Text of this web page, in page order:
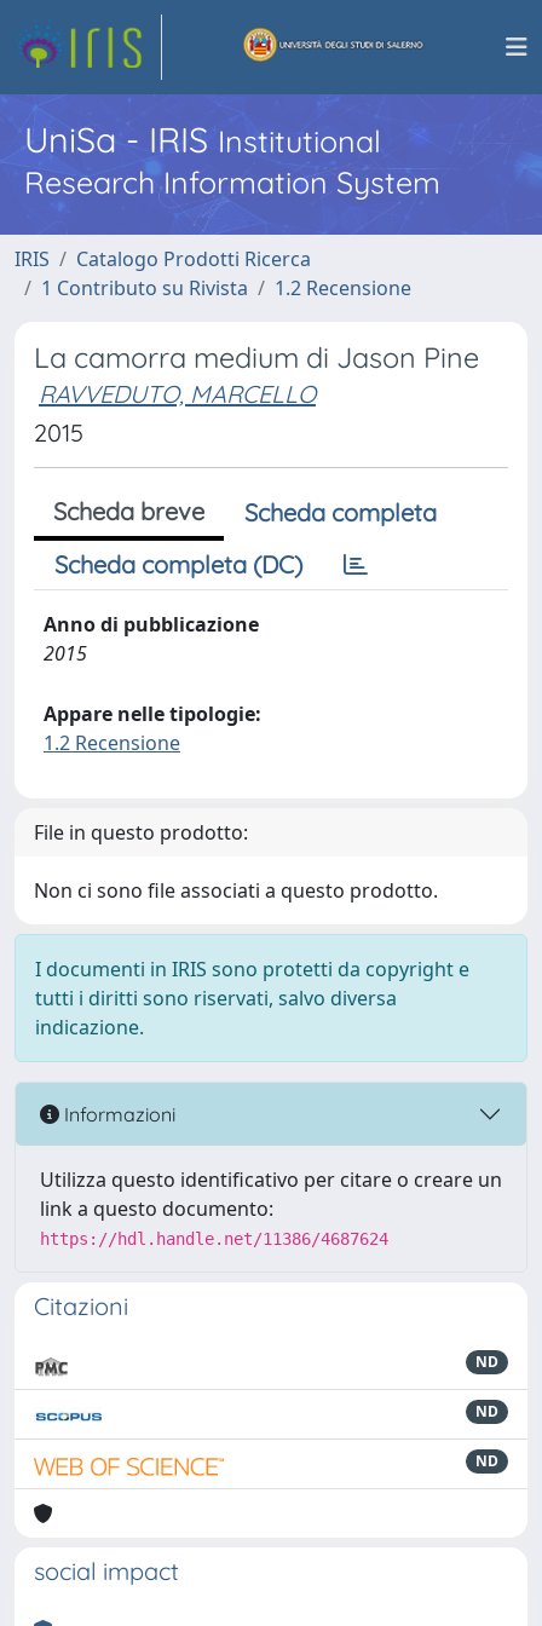
UniSa - IRISInstitutional
Research Information System
IRIS
Catalogo Prodotti Ricerca
1 Contributo su Rivista
1.2 Recensione
La camorra medium di Jason Pine
RAVVEDUTO, MARCELLO
2015
Scheda breve
Scheda completa
Scheda completa (DC)
Anno di pubblicazione
2015
Appare nelle tipologie:
1.2 Recensione
File in questo prodotto:
Non ci sono file associati a questo prodotto.
I documenti in IRIS sono protetti da copyright e
tutti i diritti sono riservati, salvo diversa
indicazione.
Informazioni
Utilizza questo identificativo per citare o creare un
link a questo documento:
https://hdl.handle.net/11386/4687624
Citazioni
ND
ND
ND
social impact